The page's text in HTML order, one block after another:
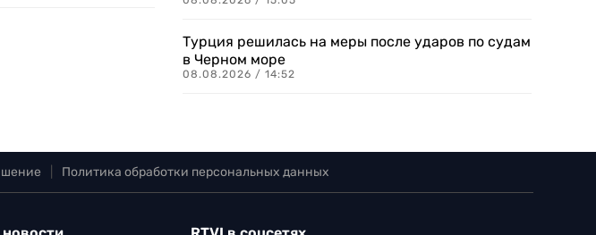
Турция решилась на меры после ударов по судам
в Черном море
08.08.2026 / 14:52
Политика обработки персональных данных